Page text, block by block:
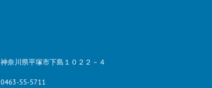
神奈川県平塚市下島１０２２－４
0463-55-5711